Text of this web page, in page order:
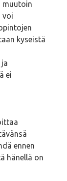
muutoin
voi
kyseistä
ei
ennen
hänellä on